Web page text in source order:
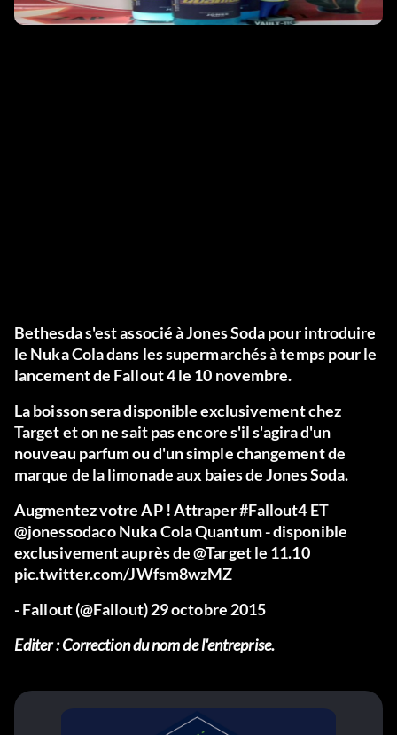
Bethesda s'est associé à Jones Soda pour introduire
le Nuka Cola dans les supermarchés à temps pour le
lancement de Fallout 4 le 10 novembre.
La boisson sera disponible exclusivement chez
Target et on ne sait pas encore s'il s'agira d'un
nouveau parfum ou d'un simple changement de
marque de la limonade aux baies de Jones Soda.
Augmentez votre AP ! Attraper#Fallout4 ET
@jonessodacoNuka Cola Quantum - disponible
exclusivement auprès de@Targetle 11.10
pic.twitter.com/JWfsm8wzMZ
- Fallout (@Fallout)29 octobre 2015
Editer :Correction du nom de l'entreprise.